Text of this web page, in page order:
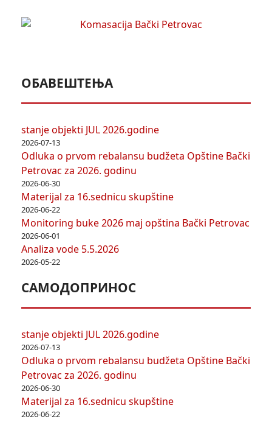
ОБАВЕШТЕЊА
stanje objekti JUL 2026.godine
2026-07-13
Odluka o prvom rebalansu budžeta Opštine Bački
Petrovac za 2026. godinu
2026-06-30
Materijal za 16.sednicu skupštine
2026-06-22
Monitoring buke 2026 maj opština Bački Petrovac
2026-06-01
Analiza vode 5.5.2026
2026-05-22
САМОДОПРИНОС
stanje objekti JUL 2026.godine
2026-07-13
Odluka o prvom rebalansu budžeta Opštine Bački
Petrovac za 2026. godinu
2026-06-30
Materijal za 16.sednicu skupštine
2026-06-22